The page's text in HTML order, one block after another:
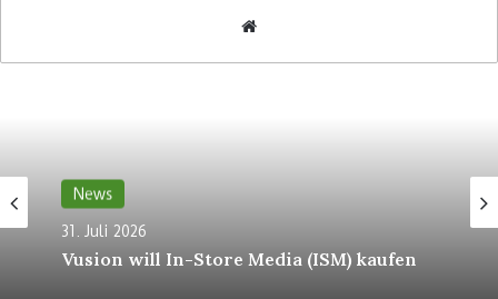
Tschechischen Republik, Kroatien und
Slowenien.
der Discounter in Großbritannien und in der
Schweiz in viele Filialen eingeführt hatte.
Während die Geräte von Diebold Nixdorf mit
einer eigenen Software arbeiten, hat sich der
News
31. Juli 2026
Vusion will In-Store Media (ISM) kaufen